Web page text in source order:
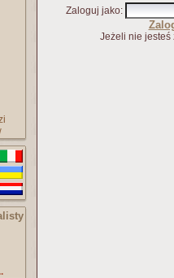
Zaloguj jako:
Jeżeli nie